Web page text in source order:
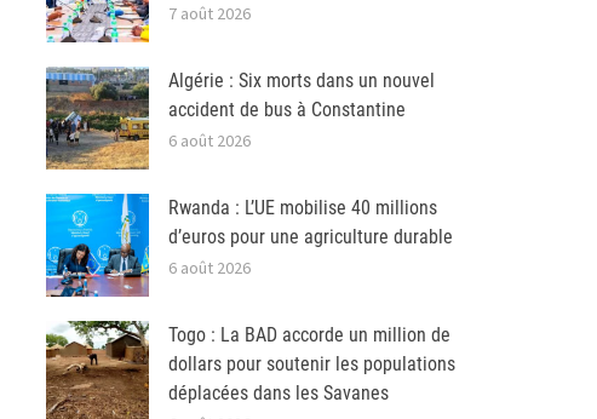
7 août 2026
Algérie : Six morts dans un nouvel
accident de bus à Constantine
6 août 2026
Rwanda : L’UE mobilise 40 millions
d’euros pour une agriculture durable
6 août 2026
Togo : La BAD accorde un million de
dollars pour soutenir les populations
déplacées dans les Savanes